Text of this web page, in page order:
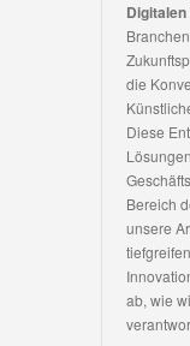
die
Diese
Bereich
unsere
ab, wie